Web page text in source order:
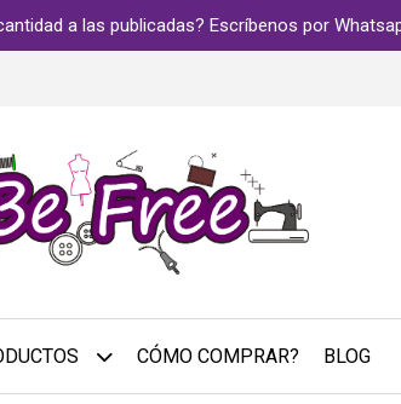
a las publicadas? Escríbenos por
CÓMO COMPRAR? BLOG